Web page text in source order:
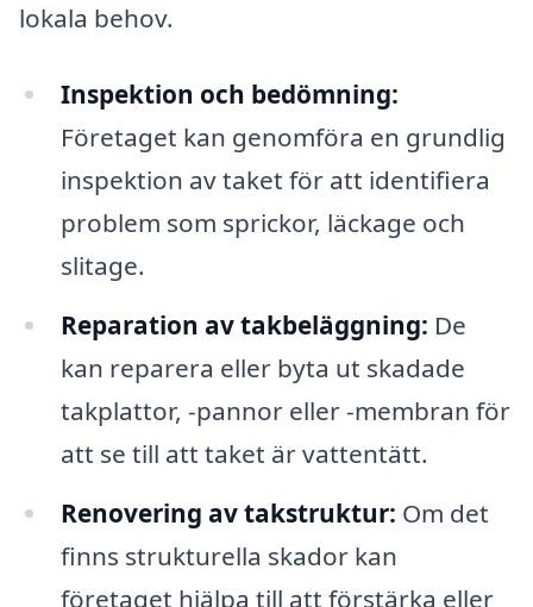
lokala behov.
Inspektion och bedömning:
Företaget kan genomföra en grundlig
inspektion av taket för att identifiera
problem som sprickor, läckage och
slitage.
Reparation av takbeläggning: De
kan reparera eller byta ut skadade
takplattor, -pannor eller -membran för
att se till att taket är vattentätt.
Renovering av takstruktur: Om det
finns strukturella skador kan
företaget hjälpa till att förstärka eller